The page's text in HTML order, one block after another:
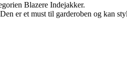
Blazere Indejakker.
er et must til garderoben og kan